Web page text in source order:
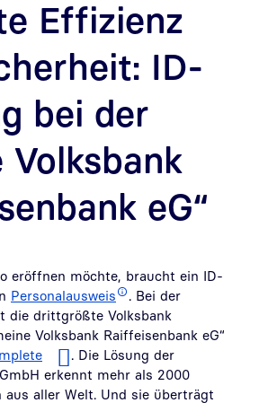
Effizienz
ID-
bei der
Volksbank
eG“
eröffnen möchte, braucht ein ID-
Personalausweis
. Bei der
die drittgrößte Volksbank
Volksbank Raiffeisenbank eG“
. Die Lösung der
erkennt mehr als 2000
aus aller Welt. Und sie überträgt